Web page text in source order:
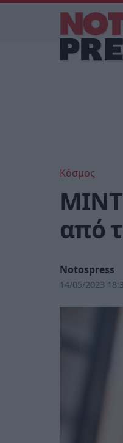
Κόσμος
από
Notospress
14/05/2023